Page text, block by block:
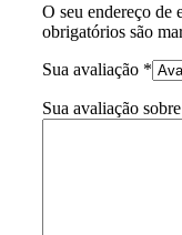
O seu endereço de
obrigatórios são
Sua avaliação *
Sua avaliação